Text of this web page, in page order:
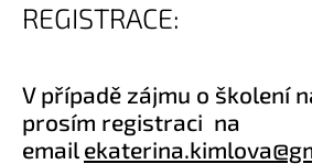
REGISTRACE:
V případě zájmu o školení
prosím registraci na
email